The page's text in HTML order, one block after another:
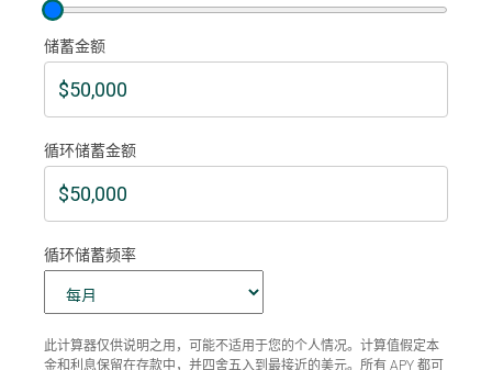
储蓄金额
循环储蓄金额
循环储蓄频率
此计算器仅供说明之用，可能不适用于您的个人情况。计算值假定本
金和利息保留在存款中，并四舍五入到最接近的美元。所有 APY 都可